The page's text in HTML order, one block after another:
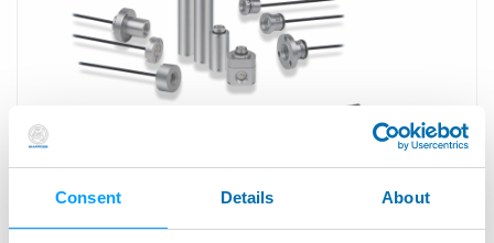
Consent Details About